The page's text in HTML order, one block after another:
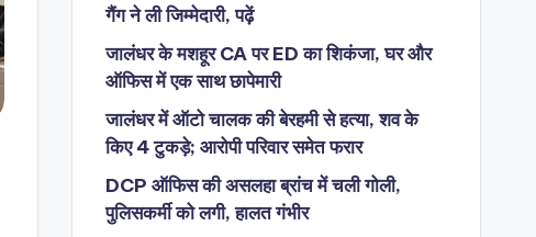
गैंग ने ली जिम्मेदारी, पढ़ें
जालंधर के मशहूर CA पर ED का शिकंजा, घर और
ऑफिस में एक साथ छापेमारी
जालंधर में ऑटो चालक की बेरहमी से हत्या, शव के
किए 4 टुकड़े; आरोपी परिवार समेत फरार
DCP ऑफिस की असलहा ब्रांच में चली गोली,
पुलिसकर्मी को लगी, हालत गंभीर